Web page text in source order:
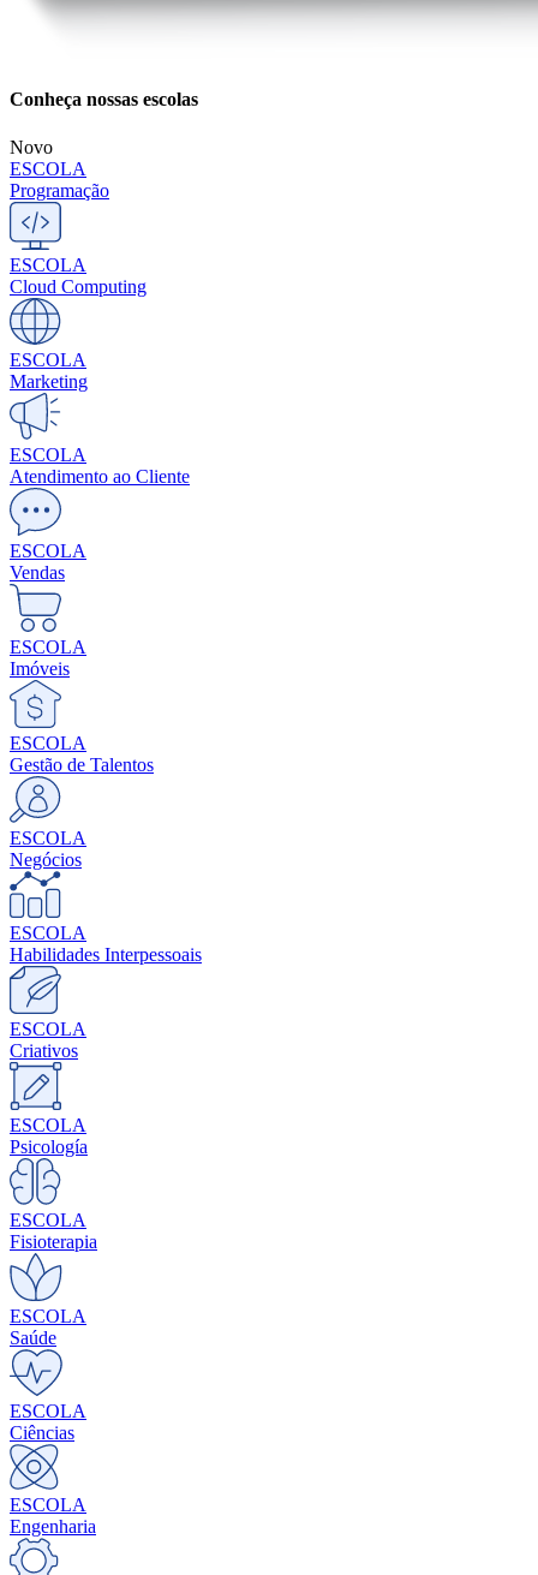
Conheça nossas escolas
Novo
ESCOLA
Programação
ESCOLA
Cloud Computing
ESCOLA
Marketing
ESCOLA
Atendimento ao Cliente
ESCOLA
Vendas
ESCOLA
Imóveis
ESCOLA
Gestão de Talentos
ESCOLA
Negócios
ESCOLA
Habilidades Interpessoais
ESCOLA
Criativos
ESCOLA
Psicología
ESCOLA
Fisioterapia
ESCOLA
Saúde
ESCOLA
Ciências
ESCOLA
Engenharia